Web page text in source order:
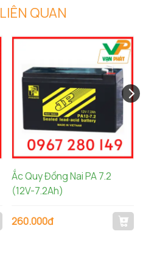
LIÊN QUAN
Ắc Quy Đồng Nai PA 7.2
(12V-7.2Ah)
260.000đ